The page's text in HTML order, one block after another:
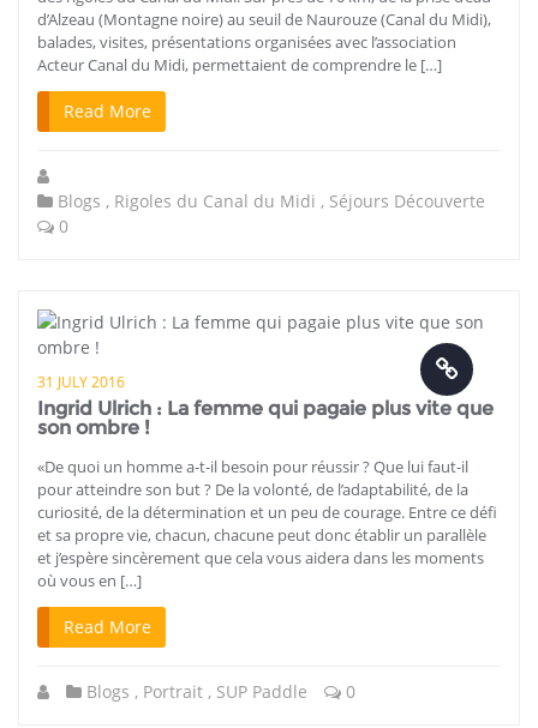
d’Alzeau (Montagne noire) au seuil de Naurouze (Canal du Midi),
balades, visites, présentations organisées avec l’association
Acteur Canal du Midi, permettaient de comprendre le […]
Read More
Blogs , Rigoles du Canal du Midi , Séjours Découverte
0
31 JULY 2016
Ingrid Ulrich : La femme qui pagaie plus vite que
son ombre !
«De quoi un homme a-t-il besoin pour réussir ? Que lui faut-il
pour atteindre son but ? De la volonté, de l’adaptabilité, de la
curiosité, de la détermination et un peu de courage. Entre ce défi
et sa propre vie, chacun, chacune peut donc établir un parallèle
et j’espère sincèrement que cela vous aidera dans les moments
où vous en […]
Read More
Blogs , Portrait , SUP Paddle 0